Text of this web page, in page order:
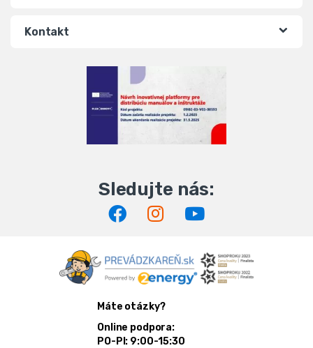
Kontakt
Máte otázky?
Online podpora:
PO-PI: 9:00-15:30